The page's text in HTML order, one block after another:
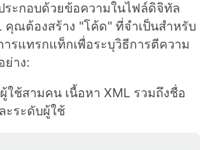
ระกอบด้วยข้อความในไฟล์ดิจิทัล
คุณต้องสร้าง "โค้ด" ที่จำเป็นสำหรับ
รแทรกแท็กเพื่อระบุวิธีการตีความ
ย่าง:
ใช้สามคน เนื้อหา XML รวมถึงชื่อ
ะระดับผู้ใช้